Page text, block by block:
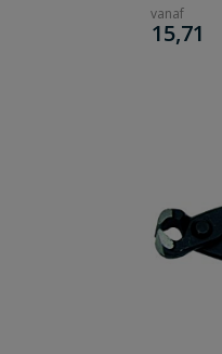
vanaf
€
15,71